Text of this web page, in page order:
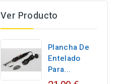
Ver Producto
Plancha De
Entelado
Para...